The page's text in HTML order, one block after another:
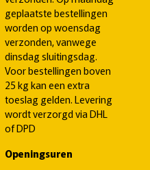
geplaatste bestellingen
worden op woensdag
verzonden, vanwege
dinsdag sluitingsdag.
Voor bestellingen boven
25 kg kan een extra
toeslag gelden. Levering
wordt verzorgd via DHL
of DPD
Openingsuren